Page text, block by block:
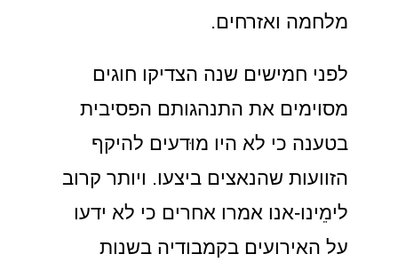
מלחמה ואזרחים.
לפני חמישים שנה הצדיקו חוגים
מסוימים את התנהגותם הפסיבית
בטענה כי לא היו מוּדעים להיקף
הזוועות שהנאצים ביצעו. ויותר קרוב
לימֵינו-אנו אמרו אחרים כי לא ידעו
על האירועים בקמבודיה בשנות